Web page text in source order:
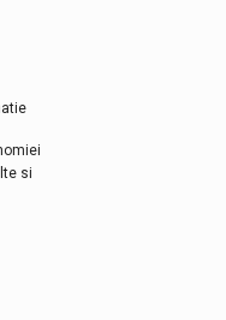
si